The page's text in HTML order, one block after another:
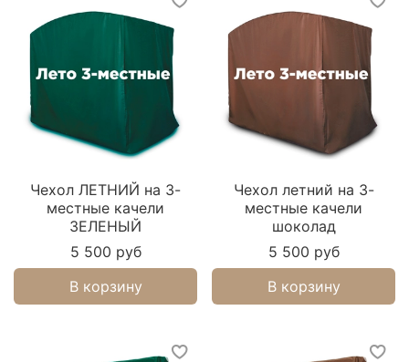
Чехол ЛЕТНИЙ на 3-
местные качели
ЗЕЛЕНЫЙ
5 500 руб
В корзину
Чехол летний на 3-
местные качели
шоколад
5 500 руб
В корзину